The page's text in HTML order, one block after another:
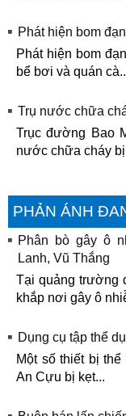
Phát hiện bom
Phát hiện bom
bể bơi và quán
Trụ nước chữa
Trục đường Bao
nước chữa cháy
PHẢN ÁNH
Phân bò gây ô
Lanh, Vũ Thắng
Tại quảng trường
khắp nơi gây ô
Dụng cụ tập thể
Một số thiết bị
An Cựu bị kẹt...